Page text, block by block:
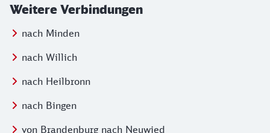
Weitere Verbindungen
nach Minden
nach Willich
nach Heilbronn
nach Bingen
von Brandenburg nach Neuwied